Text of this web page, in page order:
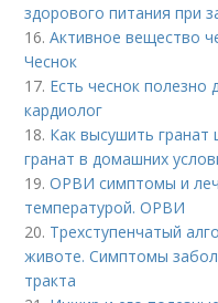
здорового питания при
16.Активное вещество
Чеснок
17. Есть чеснок полезно
кардиолог
18. Как высушить гранат
гранат в домашних
19.ОРВИ симптомы и
температурой. ОРВИ
20. Трехступенчатый
животе. Симптомы
тракта